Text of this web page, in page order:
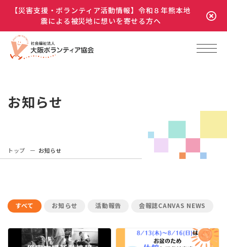
【災害支援・ボランティア活動情報】令和８年熊本地
震による被災地に想いを寄せる方へ
お知らせ
トップ お知らせ
すべて お知らせ 活動報告 会報誌CANVAS NEWS